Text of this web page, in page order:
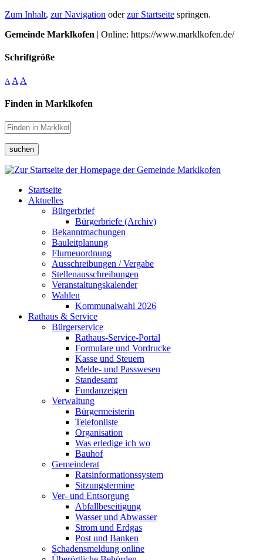
Zum Inhalt, zur Navigation oderzur Startseite springen.
Gemeinde Marklkofen | Online: https://www.marklkofen.de/
Schriftgröße
A A A
Finden in Marklkofen
suchen
Startseite
Aktuelles
Bürgerbrief
Bürgerbriefe (Archiv)
Bekanntmachungen
Bauleitplanung
Flurneuordnung
Ausschreibungen / Vergabe
Stellenausschreibungen
Veranstaltungskalender
Wahlen
Kommunalwahl 2026
Rathaus & Service
Bürgerservice
Rathaus-Service-Portal
Formulare und Vordrucke
Kasse und Steuern
Melde- und Passwesen
Standesamt
Fundanzeigen
Verwaltung
Bürgermeisterin
Telefonliste
Organisation
Was erledige ich wo
Bauhof
Gemeinderat
Ratsinformationssystem
Sitzungstermine
Ver- und Entsorgung
Abfallbeseitigung
Wasser und Abwasser
Strom und Erdgas
Post und Banken
Schadensmeldung online